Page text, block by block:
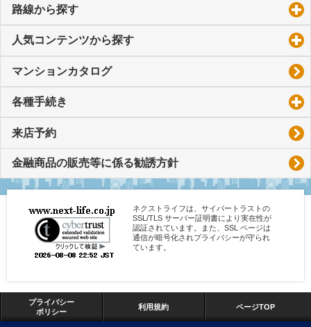
路線から探す
人気コンテンツから探す
マンションカタログ
各種手続き
来店予約
金融商品の販売等に係る勧誘方針
ネクストライフは、サイバートラストの
SSL/TLS サーバー証明書により実在性が
認証されています。また、SSL ページは
通信が暗号化されプライバシーが守られ
ています。
プライバシー
ポリシー
利用規約 ページTOP